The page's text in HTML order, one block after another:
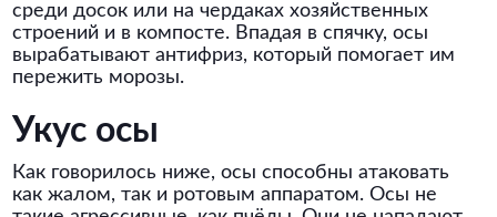
среди досок или на чердаках хозяйственных
строений и в компосте. Впадая в спячку, осы
вырабатывают антифриз, который помогает им
пережить морозы.
Укус осы
Как говорилось ниже, осы способны атаковать
как жалом, так и ротовым аппаратом. Осы не